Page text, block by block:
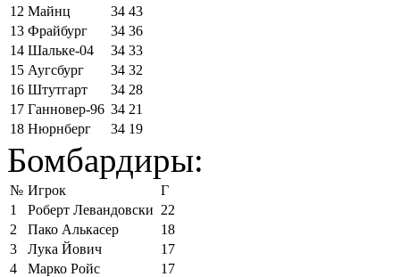
12 Майнц 34 43
13 Фрайбург 34 36
14 Шальке-04 34 33
15 Аугсбург 34 32
16 Штутгарт 34 28
17 Ганновер-96 34 21
18 Нюрнберг 34 19
Бомбардиры:
№ Игрок
Г
1
Роберт Левандовски 22
2
Пако Алькасер
18
3
Лука Йович
17
4
Марко Ройс
17